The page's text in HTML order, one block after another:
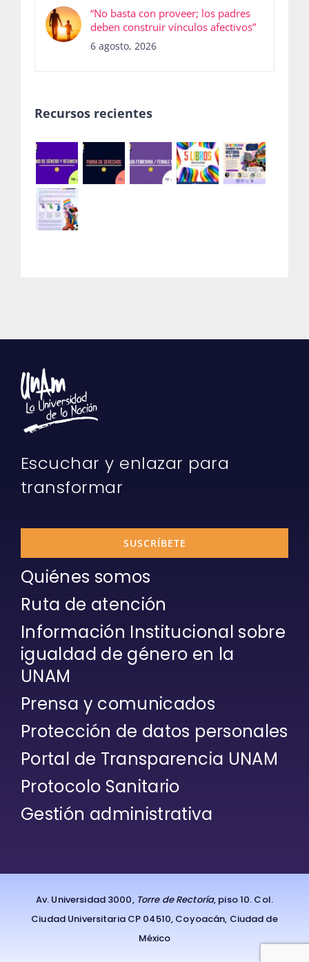
“No basta con proveer; los padres
deben construir vínculos afectivos”
6 agosto, 2026
Recursos recientes
Escuchar y enlazar para
transformar
SUSCRÍBETE
Quiénes somos
Ruta de atención
Información Institucional sobre
igualdad de género en la
UNAM
Prensa y comunicados
Protección de datos personales
Portal de Transparencia UNAM
Protocolo Sanitario
Gestión administrativa
Av. Universidad 3000, Torre de Rectoría, piso 10. Col.
Ciudad Universitaria CP 04510, Coyoacán, Ciudad de
México